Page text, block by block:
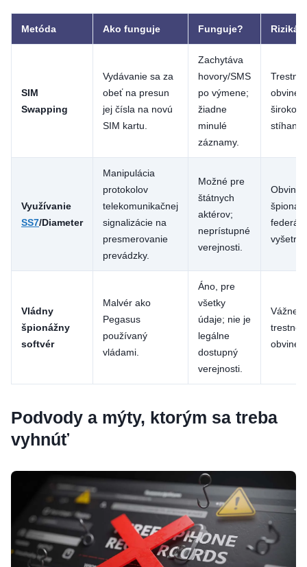
Metóda Ako funguje Funguje? Riziká
SIM
Swapping
Vydávanie sa za
obeť na presun
jej čísla na novú
SIM kartu.
Zachytáva
hovory/SMS
po výmene;
žiadne
minulé
záznamy.
Trestné
široko
stíhané.
Využívanie
SS7/Diameter
Manipulácia
protokolov
telekomunikačnej
signalizácie na
presmerovanie
prevádzky.
Možné pre
štátnych
aktérov;
neprístupné
verejnosti.
Vládny
špionážny
softvér
Malvér ako
Pegasus
používaný
vládami.
Áno, pre
všetky
údaje; nie je
legálne
dostupný
verejnosti.
Vážne
trestné
Podvody a mýty, ktorým sa treba
vyhnúť